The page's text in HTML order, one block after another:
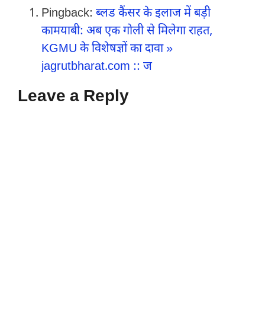
Pingback: ब्लड कैंसर के इलाज में बड़ी
कामयाबी: अब एक गोली से मिलेगा राहत,
KGMU के विशेषज्ञों का दावा »
jagrutbharat.com :: ज
Leave a Reply